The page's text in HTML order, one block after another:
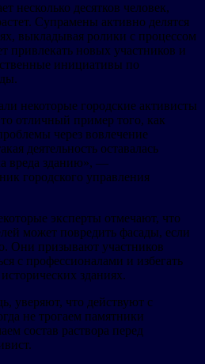
несколько десятков человек,
Супрамены активно делятся
выкладывая ролики с процессом
привлекать новых участников и
инициативы по
некоторые городские активисты
отличный пример того, как
через вовлечение
деятельность оставалась
вреда зданию», —
городского управления
эксперты отмечают, что
может повредить фасады, если
Они призывают участников
с профессионалами и избегать
зданиях.
уверяют, что действуют с
не трогаем памятники
состав раствора перед